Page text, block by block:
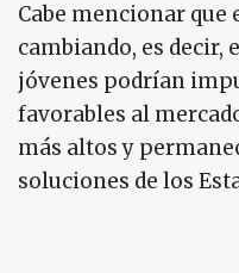
Cabe mencionar
cambiando, es decir,
jóvenes podrían
favorables al
más altos y
soluciones de los